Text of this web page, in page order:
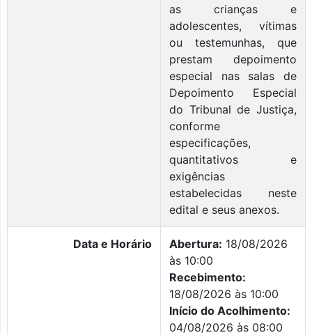
as crianças e
adolescentes, vítimas
ou testemunhas, que
prestam depoimento
especial nas salas de
Depoimento Especial
do Tribunal de Justiça,
conforme
especificações,
quantitativos e
exigências
estabelecidas neste
edital e seus anexos.
Data e Horário Abertura: 18/08/2026
às 10:00
Recebimento:
18/08/2026 às 10:00
Início do Acolhimento:
04/08/2026 às 08:00